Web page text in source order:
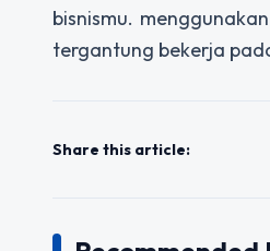
bisnismu.
tergantung bekerja
Share this article: